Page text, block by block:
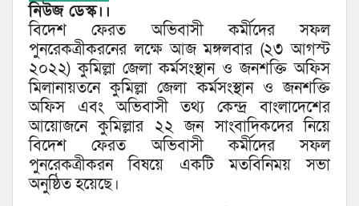
নিউজ ডেস্ক।।
বিদেশ ফেরত অভিবাসী কর্মীদের সফল
পুনরেকত্রীকরনের লক্ষে আজ মঙ্গলবার (২৩ আগস্ট
২০২২) কুমিল্লা জেলা কর্মসংস্থান ও জনশক্তি অফিস
মিলানায়তনে কুমিল্লা জেলা কর্মসংস্থান ও জনশক্তি
অফিস এবং অভিবাসী তথ্য কেন্দ্র বাংলাদেশের
আয়োজনে কুমিল্লার ২২ জন সাংবাদিকদের নিয়ে
বিদেশ ফেরত অভিবাসী কর্মীদের সফল
পুনরেকত্রীকরন বিষয়ে একটি মতবিনিময় সভা
অনুষ্ঠিত হয়েছে।